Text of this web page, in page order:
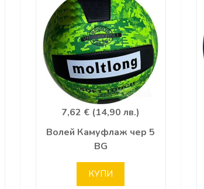
7,62 € (14,90 лв.)
Волей Камуфлаж чер 5
BG
КУПИ